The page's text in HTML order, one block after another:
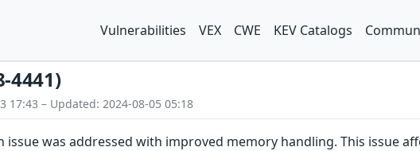
Vulnerabilities VEX CWE KEV Catalogs
4441)
17:43 – Updated: 2024-08-05 05:18
was addressed with improved memory handling. This issue